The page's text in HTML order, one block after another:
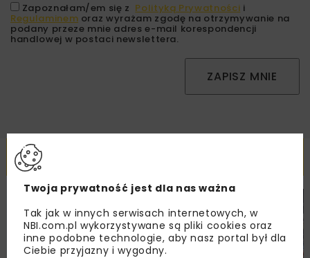
Zapoznałam/em się z Polityką Prywatności i
Regulaminem oraz wyrażam zgodę na otrzymywanie na
podany przeze mnie adres e-mail korespondencji
handlowej w postaci newslettera.
ZAPISZ MNIE
Powiązane artykuły
Twoja prywatność jest dla nas ważna
Tak jak w innych serwisach internetowych, w
NBI.com.pl wykorzystywane są pliki cookies oraz
inne podobne technologie, aby nasz portal był dla
Ciebie przyjazny i wygodny.